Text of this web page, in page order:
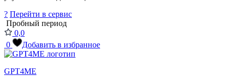
? Перейти в сервис
Пробный период
0,0
0
Добавить в избранное
GPT4ME